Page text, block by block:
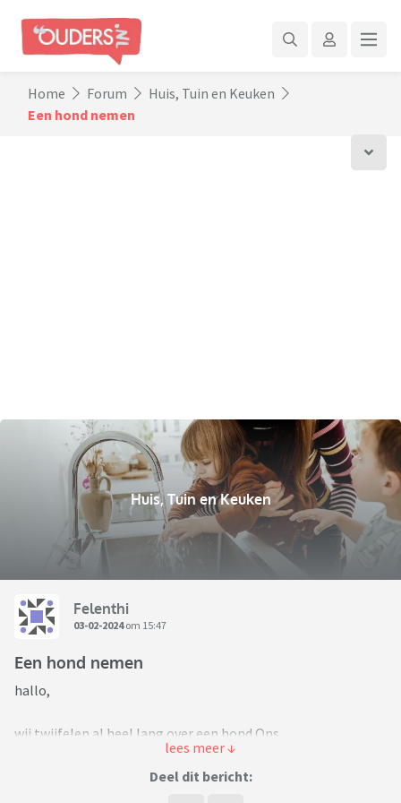
Home Forum
Huis, Tuin en Keuken
Een hond nemen
Huis, Tuin en Keuken
Felenthi
03-02-2024om 15:47
Een hond nemen
hallo,
wij twijfelen al heel lang over een hond.Ons
(samengesteld)gezin heeft iets positiefs nodig na heel wat
jaren van pubertroubles.Ik hou van wandelen en ga vaak
Deel dit bericht: